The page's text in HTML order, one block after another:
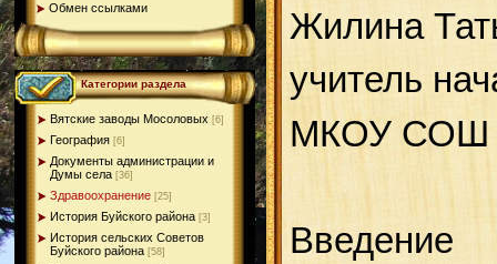
Обмен ссылками
Категории раздела
Вятские заводы Мосоловых [6]
География [6]
Документы администрации и
Думы села [36]
Здравоохранение [25]
История Буйского района [3]
История сельских Советов
Буйского района [58]
Жилина
учитель
МКОУ СОШ
Введение